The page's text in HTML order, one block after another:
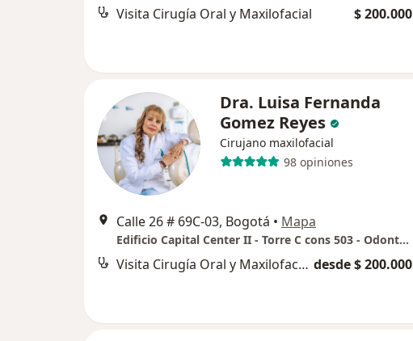
Visita Cirugía Oral y Maxilofacial $ 200.000
Dra. Luisa Fernanda
Gomez Reyes
Cirujano maxilofacial
98 opiniones
Calle 26 # 69C-03, Bogotá • Mapa
Edificio Capital Center II - Torre C cons 503 - Odontología especializada dra Luisa Fernanda Gomez
Visita Cirugía Oral y Maxilofacial desde $ 200.000